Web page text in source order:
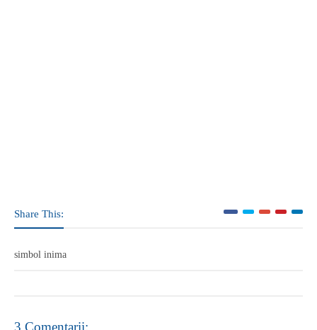
Share This:
simbol inima
3 Comentarii: